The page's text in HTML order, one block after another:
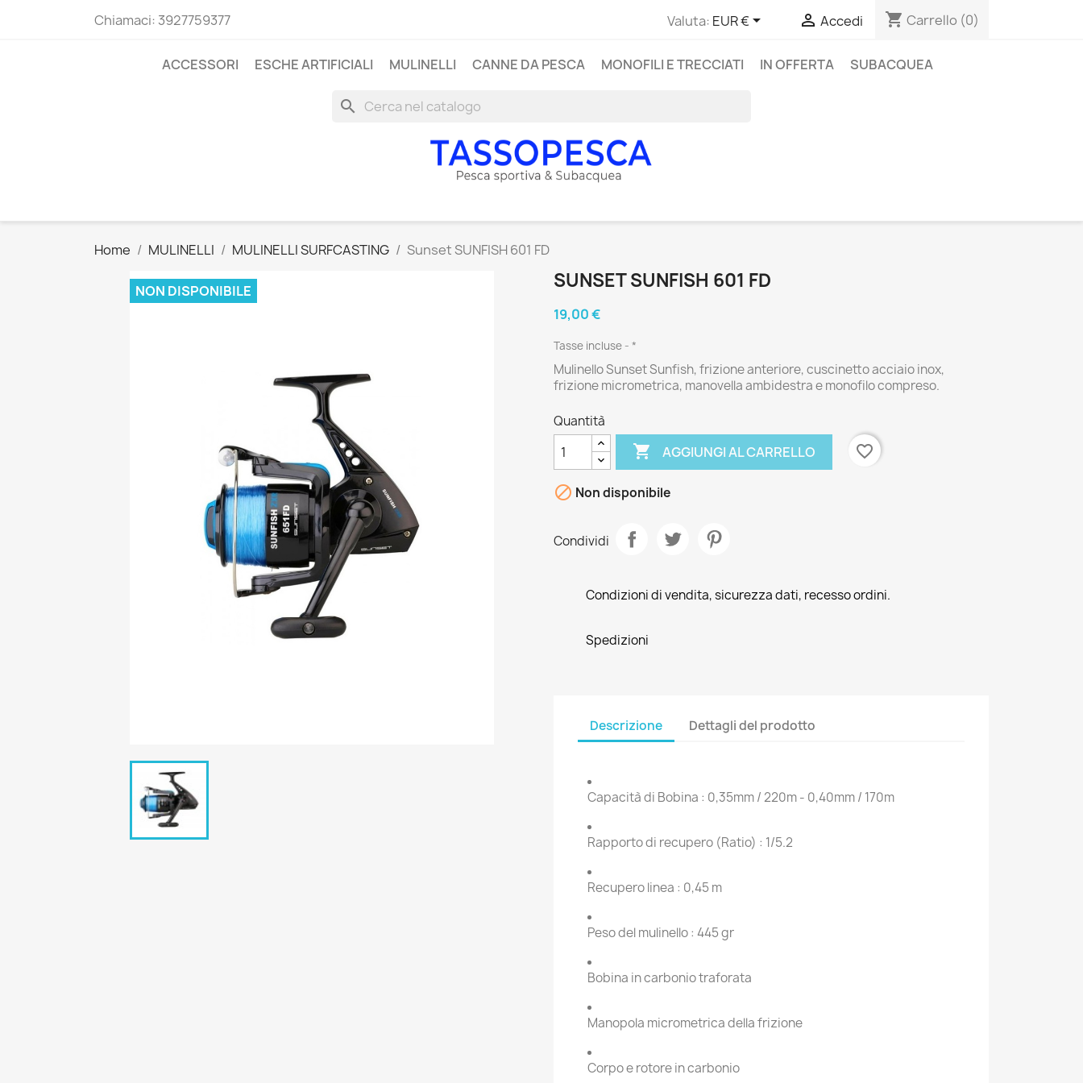
Chiamaci: 3927759377 Valuta: EUR €  Accedi shopping_cart Carrello (0)
ACCESSORI ESCHE ARTIFICIALI MULINELLI CANNE DA PESCA MONOFILI E TRECCIATI IN OFFERTA SUBACQUEA
search
Home MULINELLI MULINELLI SURFCASTING Sunset SUNFISH 601 FD
NON DISPONIBILE SUNSET SUNFISH 601 FD
19,00 €
Tasse incluse *
Mulinello Sunset Sunfish, frizione anteriore, cuscinetto acciaio inox,
frizione micrometrica, manovella ambidestra e monofilo compreso.
Quantità
 AGGIUNGI AL CARRELLO favorite_border
 Non disponibile
Condividi
Condizioni di vendita, sicurezza dati, recesso ordini.
Spedizioni
Descrizione Dettagli del prodotto
Capacità di Bobina : 0,35mm / 220m - 0,40mm / 170m
Rapporto di recupero (Ratio) : 1/5.2
Recupero linea : 0,45 m
Peso del mulinello : 445 gr
Bobina in carbonio traforata
Manopola micrometrica della frizione
Corpo e rotore in carbonio